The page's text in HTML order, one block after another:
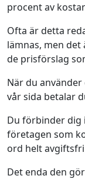
procent av
Ofta är detta
lämnas, men
de prisförslag
När du
vår sida betalar
Du förbinder dig
företagen som
ord helt
Det enda den